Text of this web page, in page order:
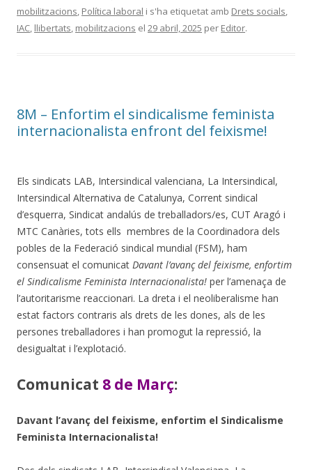
mobilitzacions Política laboral i s'ha etiquetat amb Drets socials
IAC llibertats mobilitzacions el 29 abril, 2025 per Editor.
8M – Enfortim el sindicalisme feminista
internacionalista enfront del feixisme!
Els sindicats LAB, Intersindical valenciana, La Intersindical,
Intersindical Alternativa de Catalunya, Corrent sindical
d’esquerra, Sindicat andalús de treballadors/es, CUT Aragó i
MTC Canàries, tots ells membres de la Coordinadora dels
pobles de la Federació sindical mundial (FSM), ham
consensuat el comunicat Davant l’avanç del feixisme, enfortim
el Sindicalisme Feminista Internacionalista! per l’amenaça de
l’autoritarisme reaccionari. La dreta i el neoliberalisme han
estat factors contraris als drets de les dones, als de les
persones treballadores i han promogut la repressió, la
desigualtat i l’explotació.
Comunicat 8 de Març:
Davant l’avanç del feixisme, enfortim el Sindicalisme
Feminista Internacionalista!